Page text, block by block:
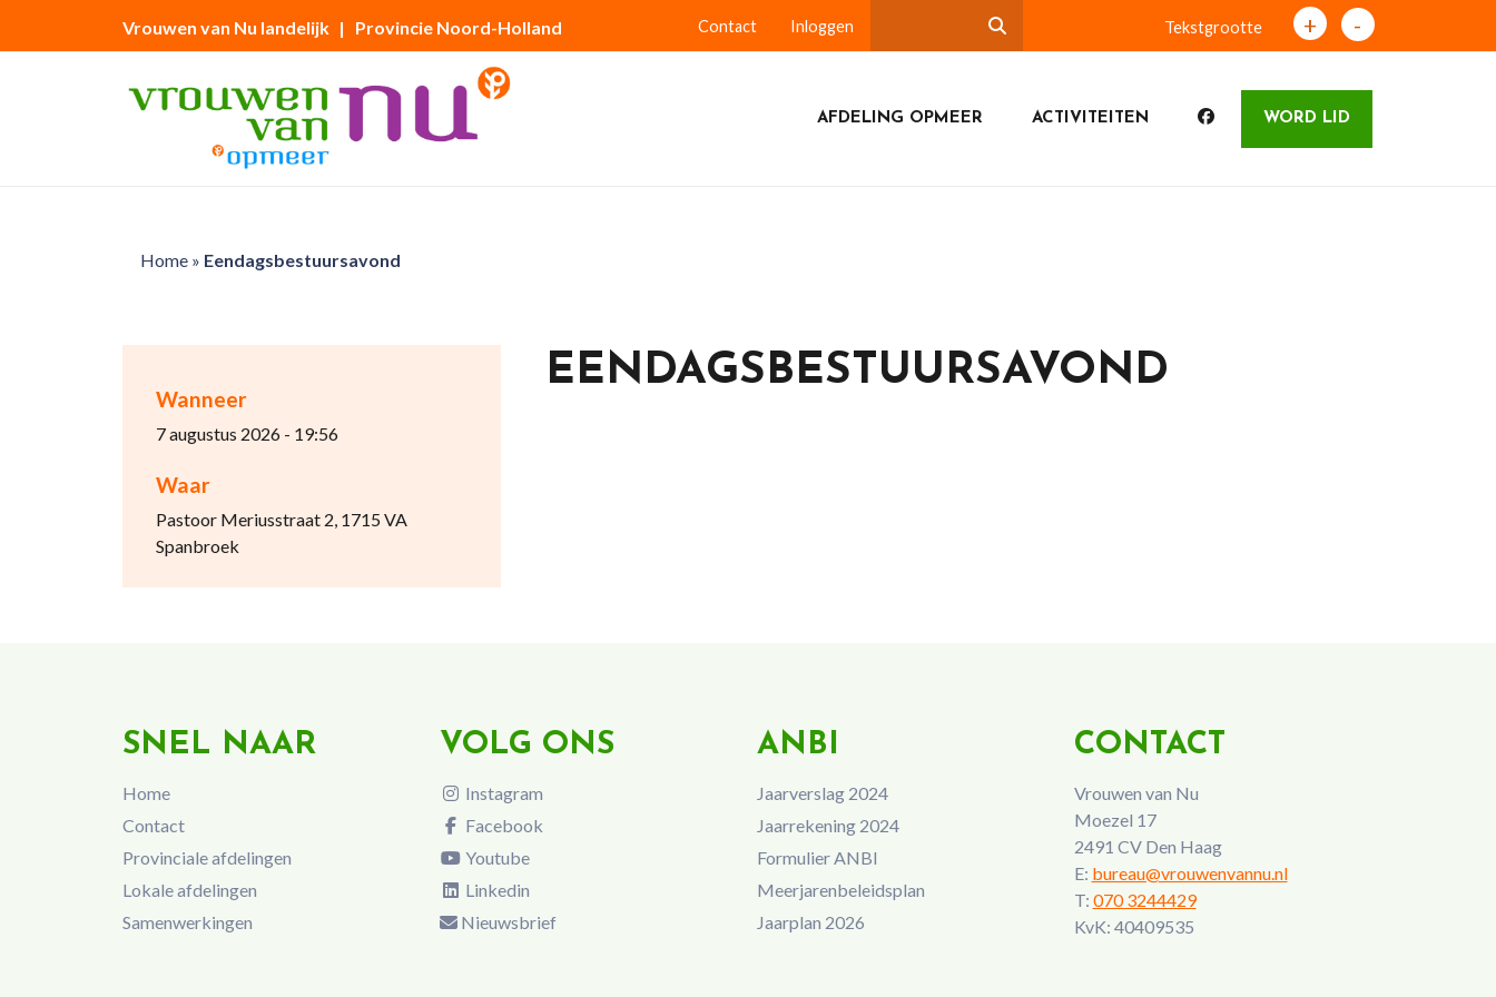
Vrouwen van Nu landelijk | Provincie Noord-Holland Contact Inloggen Tekstgrootte + -
AFDELING OPMEER ACTIVITEITEN WORD LID
Home» Eendagsbestuursavond
Wanneer
7 augustus 2026 - 19:56
Waar
Pastoor Meriusstraat 2, 1715 VA
Spanbroek
EENDAGSBESTUURSAVOND
SNEL NAAR
Home
Contact
Provinciale afdelingen
Lokale afdelingen
Samenwerkingen
VOLG ONS
Instagram
Facebook
Youtube
Linkedin
Nieuwsbrief
ANBI
Jaarverslag 2024
Jaarrekening 2024
Formulier ANBI
Meerjarenbeleidsplan
Jaarplan 2026
CONTACT
Vrouwen van Nu
Moezel 17
2491 CV Den Haag
E: bureau@vrouwenvannu.nl
T: 070 3244429
KvK: 40409535